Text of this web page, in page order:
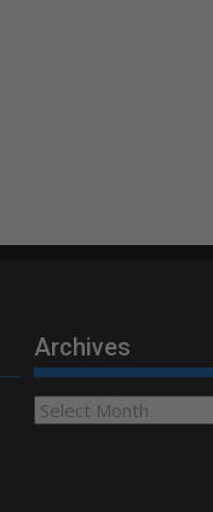
Archives
Archives